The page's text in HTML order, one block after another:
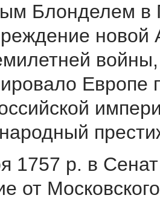
Блонделем в
новой
Европе
1757 р. в
от Московского